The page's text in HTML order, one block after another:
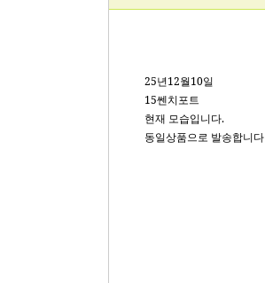
25년12월10일
15쎈치포트
현재 모습입니다.
동일상품으로 발송합니다